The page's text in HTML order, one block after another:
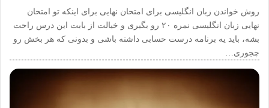
روش خواندن زبان انگلیسی برای امتحان نهایی برای اینکه تو امتحان
نهایی زبان انگلیسی نمره ۲۰ رو بگیری و خیالت از بابت این درس راحت
بشه، باید یه برنامه درست حسابی داشته باشی و بدونی که هر بخش رو
چجوری…